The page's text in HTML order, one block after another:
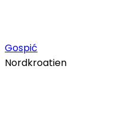
Gospić
Nordkroatien